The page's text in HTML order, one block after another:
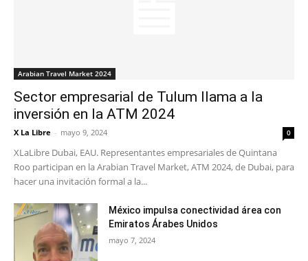
Arabian Travel Market 2024
Sector empresarial de Tulum llama a la
inversión en la ATM 2024
X La Libre - mayo 9, 2024 0
XLaLibre Dubai, EAU. Representantes empresariales de Quintana
Roo participan en la Arabian Travel Market, ATM 2024, de Dubai, para
hacer una invitación formal a la...
México impulsa conectividad área con
Emiratos Árabes Unidos
mayo 7, 2024